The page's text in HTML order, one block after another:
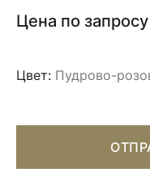
Цена по запросу
Цвет: Пудрово-